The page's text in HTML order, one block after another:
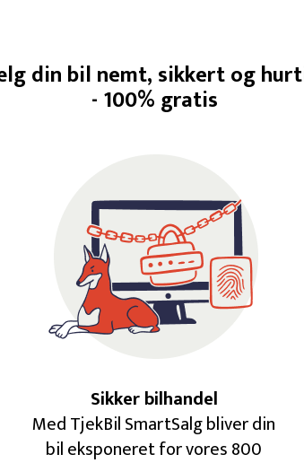
din bil nemt, sikkert og
- 100% gratis
Sikker bilhandel
Med TjekBil SmartSalg bliver din
bil eksponeret for vores 800